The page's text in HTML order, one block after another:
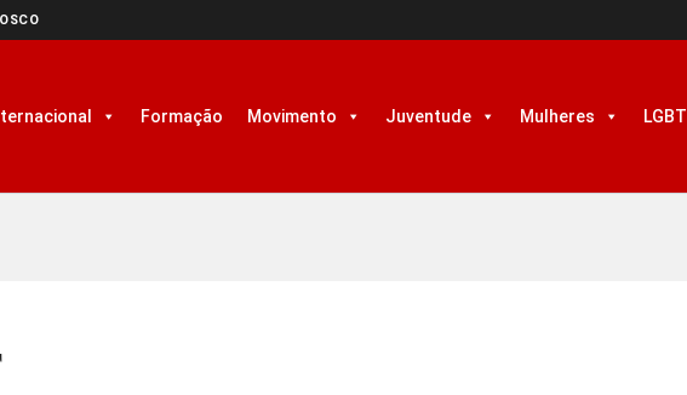
Formação Movimento Juventude Mulheres LGBT